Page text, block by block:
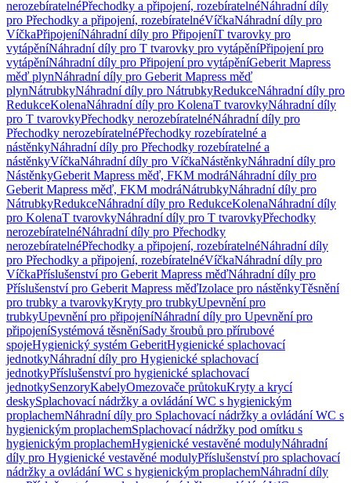
nerozebíratelnéPřechodky a připojení, rozebíratelnéNáhradní díly
pro Přechodky a připojení, rozebíratelnéVíčkaNáhradní díly pro
VíčkaPřipojeníNáhradní díly pro PřipojeníT tvarovky pro
vytápěníNáhradní díly pro T tvarovky pro vytápěníPřipojení pro
vytápěníNáhradní díly pro Připojení pro vytápěníGeberit Mapress
měď plynNáhradní díly pro Geberit Mapress měď
plynNátrubkyNáhradní díly pro NátrubkyRedukceNáhradní díly pro
RedukceKolenaNáhradní díly pro KolenaT tvarovkyNáhradní díly
pro T tvarovkyPřechodky nerozebíratelnéNáhradní díly pro
Přechodky nerozebíratelnéPřechodky rozebíratelné a
nástěnkyNáhradní díly pro Přechodky rozebíratelné a
nástěnkyVíčkaNáhradní díly pro VíčkaNástěnkyNáhradní díly pro
NástěnkyGeberit Mapress měď, FKM modráNáhradní díly pro
Geberit Mapress měď, FKM modráNátrubkyNáhradní díly pro
NátrubkyRedukceNáhradní díly pro RedukceKolenaNáhradní díly
pro KolenaT tvarovkyNáhradní díly pro T tvarovkyPřechodky
nerozebíratelnéNáhradní díly pro Přechodky
nerozebíratelnéPřechodky a připojení, rozebíratelnéNáhradní díly
pro Přechodky a připojení, rozebíratelnéVíčkaNáhradní díly pro
VíčkaPříslušenství pro Geberit Mapress měďNáhradní díly pro
Příslušenství pro Geberit Mapress měďIzolace pro nástěnkyTěsnění
pro trubky a tvarovkyKryty pro trubkyUpevnění pro
trubkyUpevnění pro připojeníNáhradní díly pro Upevnění pro
připojeníSystémová těsněníSady šroubů pro přírubové
spojeHygienický systém GeberitHygienické splachovací
jednotkyNáhradní díly pro Hygienické splachovací
jednotkyPříslušenství pro hygienické splachovací
jednotkySenzoryKabelyOmezovače průtokuKryty a krycí
deskySplachovací nádržky a ovládání WC s hygienickým
proplachemNáhradní díly pro Splachovací nádržky a ovládání WC s
hygienickým proplachemSplachovací nádržky pod omítku s
hygienickým proplachemHygienické vestavěné modulyNáhradní
díly pro Hygienické vestavěné modulyPříslušenství pro splachovací
nádržky a ovládání WC s hygienickým proplachemNáhradní díly